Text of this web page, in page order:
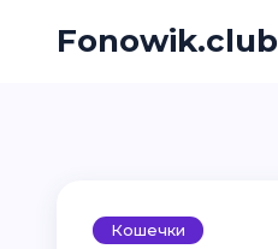
Fonowik.club
Кошечки